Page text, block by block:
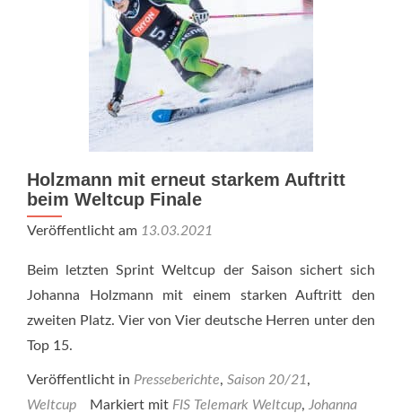
Holzmann mit erneut starkem Auftritt
beim Weltcup Finale
Veröffentlicht am 13.03.2021
Beim letzten Sprint Weltcup der Saison sichert sich
Johanna Holzmann mit einem starken Auftritt den
zweiten Platz. Vier von Vier deutsche Herren unter den
Top 15.
Veröffentlicht in Presseberichte, Saison 20/21,
Weltcup
Markiert mit FIS Telemark Weltcup, Johanna